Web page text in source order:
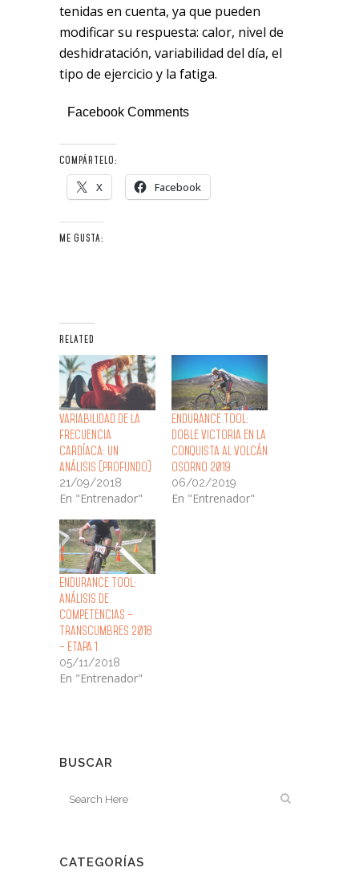
tenidas en cuenta, ya que pueden
modificar su respuesta: calor, nivel de
deshidratación, variabilidad del día, el
tipo de ejercicio y la fatiga.
Facebook Comments
COMPÁRTELO:
X Facebook
ME GUSTA:
RELATED
Variabilidad de la
frecuencia
cardíaca: un
análisis (profundo)
21/09/2018
En "Entrenador"
Endurance Tool:
Doble Victoria en la
Conquista al Volcán
Osorno 2019
06/02/2019
En "Entrenador"
Endurance Tool:
Análisis de
Competencias –
Transcumbres 2018
– Etapa 1
05/11/2018
En "Entrenador"
BUSCAR
CATEGORÍAS